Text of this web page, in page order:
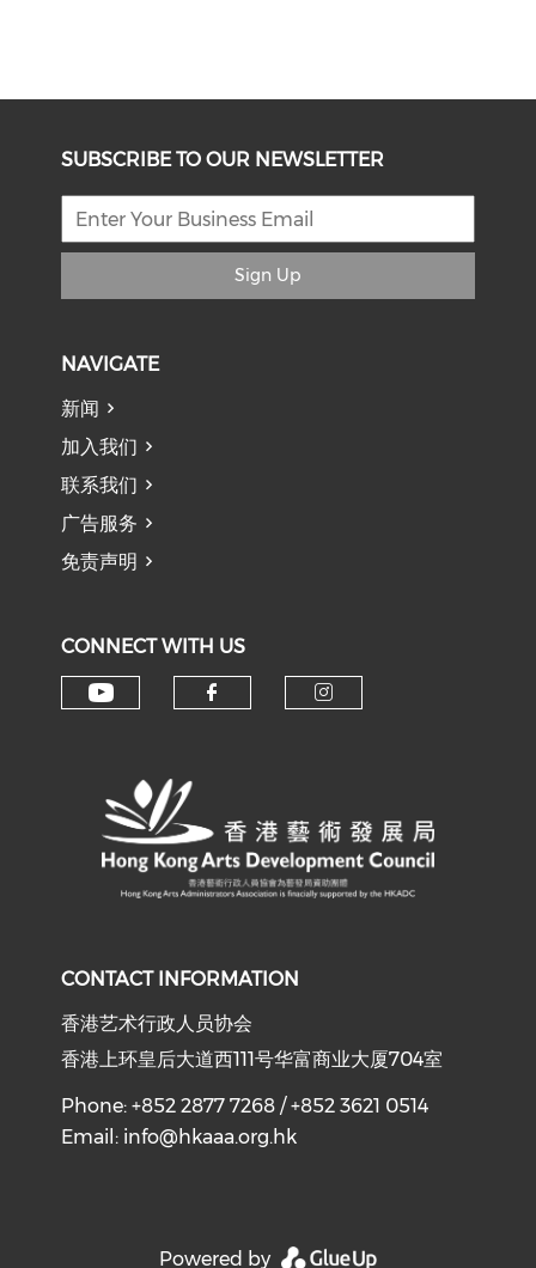
SUBSCRIBE TO OUR NEWSLETTER
Sign Up
NAVIGATE
新闻
加入我们
联系我们
广告服务
免责声明
CONNECT WITH US
CONTACT INFORMATION
香港艺术行政人员协会
香港上环皇后大道西111号华富商业大厦704室
Phone: +852 2877 7268 / +852 3621 0514
Email: info@hkaaa.org.hk
Powered by